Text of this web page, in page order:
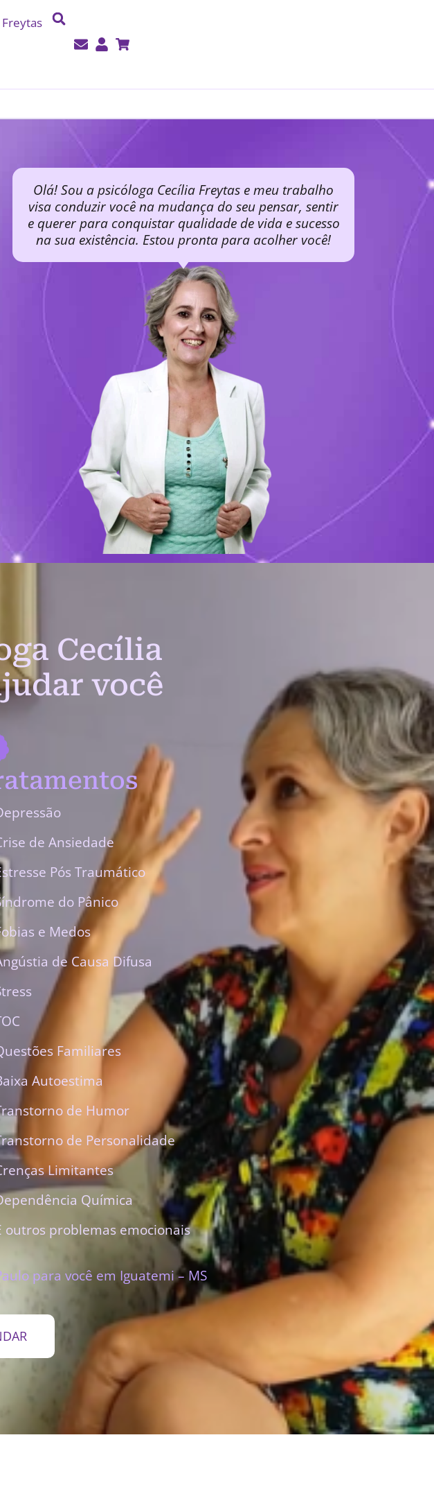
Freytas
Olá! Sou a psicóloga Cecília Freytas e meu trabalho
visa conduzir você na mudança do seu pensar, sentir
e querer para conquistar qualidade de vida e sucesso
na sua existência. Estou pronta para acolher você!
Cecília
você
de Ansiedade
Pós Traumático
do Pânico
e Medos
de Causa Difusa
Familiares
Autoestima
de Humor
de Personalidade
Limitantes
Química
outros problemas emocionais
para você em Iguatemi – MS